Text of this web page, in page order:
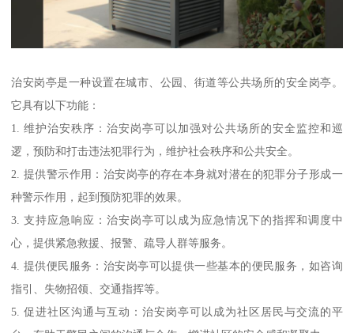
治安岗亭是一种设置在城市、公园、街道等公共场所的安全岗亭。
它具有以下功能：
1. 维护治安秩序：治安岗亭可以加强对公共场所的安全监控和巡
逻，预防和打击违法犯罪行为，维护社会秩序和公共安全。
2. 提供警示作用：治安岗亭的存在本身就对潜在的犯罪分子形成一
种警示作用，起到预防犯罪的效果。
3. 支持应急响应：治安岗亭可以成为应急情况下的指挥和调度中
心，提供紧急救援、报警、疏导人群等服务。
4. 提供便民服务：治安岗亭可以提供一些基本的便民服务，如咨询
指引、失物招领、交通指挥等。
5. 促进社区沟通与互动：治安岗亭可以成为社区居民与交流的平